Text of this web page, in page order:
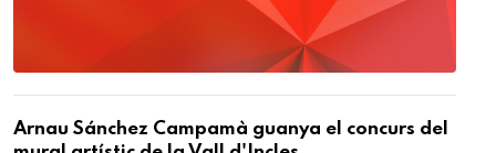
Arnau Sánchez Campamà guanya el concurs del